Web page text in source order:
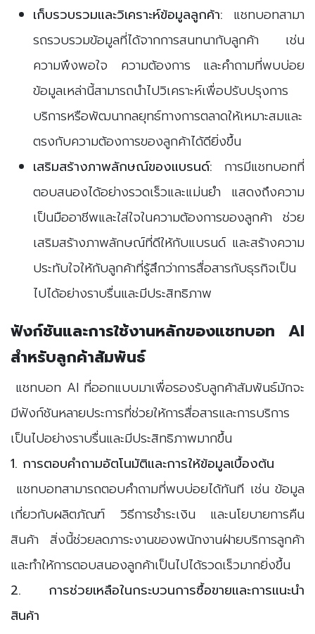
เก็บรวบรวมและวิเคราะห์ข้อมูลลูกค้า: แชทบอทสามา
รถรวบรวมข้อมูลที่ได้จากการสนทนากับลูกค้า เช่น
ความพึงพอใจ ความต้องการ และคำถามที่พบบ่อย
ข้อมูลเหล่านี้สามารถนำไปวิเคราะห์เพื่อปรับปรุงการ
บริการหรือพัฒนากลยุทธ์ทางการตลาดให้เหมาะสมและ
ตรงกับความต้องการของลูกค้าได้ดียิ่งขึ้น
เสริมสร้างภาพลักษณ์ของแบรนด์: การมีแชทบอทที่
ตอบสนองได้อย่างรวดเร็วและแม่นยำ แสดงถึงความ
เป็นมืออาชีพและใส่ใจในความต้องการของลูกค้า ช่วย
เสริมสร้างภาพลักษณ์ที่ดีให้กับแบรนด์ และสร้างความ
ประทับใจให้กับลูกค้าที่รู้สึกว่าการสื่อสารกับธุรกิจเป็น
ไปได้อย่างราบรื่นและมีประสิทธิภาพ
ฟังก์ชันและการใช้งานหลักของแชทบอท AI
สำหรับลูกค้าสัมพันธ์
แชทบอท AI ที่ออกแบบมาเพื่อรองรับลูกค้าสัมพันธ์มักจะ
มีฟังก์ชันหลายประการที่ช่วยให้การสื่อสารและการบริการ
เป็นไปอย่างราบรื่นและมีประสิทธิภาพมากขึ้น
1. การตอบคำถามอัตโนมัติและการให้ข้อมูลเบื้องต้น
แชทบอทสามารถตอบคำถามที่พบบ่อยได้ทันที เช่น ข้อมูล
เกี่ยวกับผลิตภัณฑ์ วิธีการชำระเงิน และนโยบายการคืน
สินค้า สิ่งนี้ช่วยลดภาระงานของพนักงานฝ่ายบริการลูกค้า
และทำให้การตอบสนองลูกค้าเป็นไปได้รวดเร็วมากยิ่งขึ้น
2. การช่วยเหลือในกระบวนการซื้อขายและการแนะนำ
สินค้า